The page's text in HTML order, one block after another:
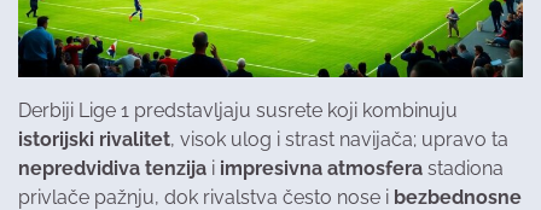
Derbiji Lige 1 predstavljaju susrete koji kombinuju
istorijski rivalitet, visok ulog i strast navijača; upravo ta
nepredvidiva tenzija i impresivna atmosfera stadiona
privlače pažnju, dok rivalstva često nose i bezbednosne